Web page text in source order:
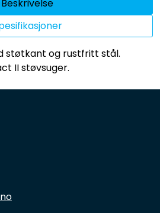
Beskrivelse
støtkant og rustfritt stål.
II støvsuger.